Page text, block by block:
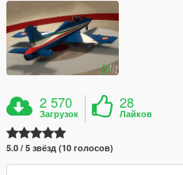
2 570
Загрузок
28
Лайков
5.0 / 5 звёзд (10 голосов)